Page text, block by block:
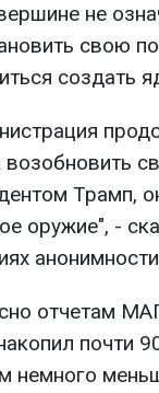
не
свою
создать
возобновить
Трамп,
оружие", -
отчетам
почти
немного